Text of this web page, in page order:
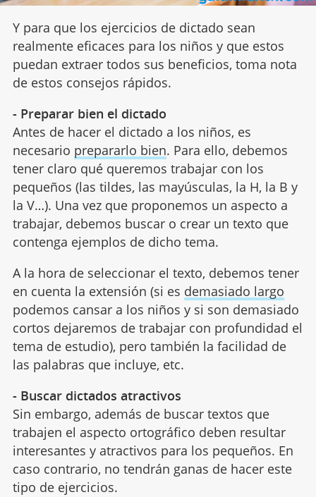
Y para que los ejercicios de dictado sean
realmente eficaces para los niños y que estos
puedan extraer todos sus beneficios, toma nota
de estos consejos rápidos.
- Preparar bien el dictado
Antes de hacer el dictado a los niños, es
necesario prepararlo bien. Para ello, debemos
tener claro qué queremos trabajar con los
pequeños (las tildes, las mayúsculas, la H, la B y
la V…). Una vez que proponemos un aspecto a
trabajar, debemos buscar o crear un texto que
contenga ejemplos de dicho tema.
A la hora de seleccionar el texto, debemos tener
en cuenta la extensión (si es demasiado largo
podemos cansar a los niños y si son demasiado
cortos dejaremos de trabajar con profundidad el
tema de estudio), pero también la facilidad de
las palabras que incluye, etc.
- Buscar dictados atractivos
Sin embargo, además de buscar textos que
trabajen el aspecto ortográfico deben resultar
interesantes y atractivos para los pequeños. En
caso contrario, no tendrán ganas de hacer este
tipo de ejercicios.